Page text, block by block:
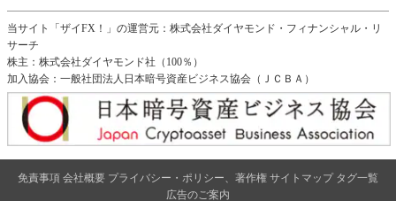
当サイト「ザイFX！」の運営元：株式会社ダイヤモンド・フィナンシャル・リ
サーチ
株主：株式会社ダイヤモンド社（100％）
加入協会：一般社団法人日本暗号資産ビジネス協会（ＪＣＢＡ）
免責事項 会社概要 プライバシー・ポリシー、著作権 サイトマップ タグ一覧
広告のご案内